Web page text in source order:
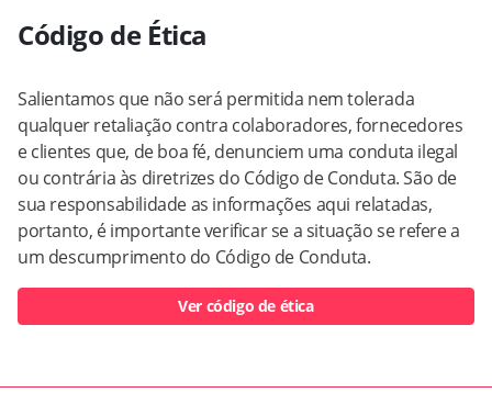
Código de Ética
Salientamos que não será permitida nem tolerada
qualquer retaliação contra colaboradores, fornecedores
e clientes que, de boa fé, denunciem uma conduta ilegal
ou contrária às diretrizes do Código de Conduta. São de
sua responsabilidade as informações aqui relatadas,
portanto, é importante verificar se a situação se refere a
um descumprimento do Código de Conduta.
Ver código de ética